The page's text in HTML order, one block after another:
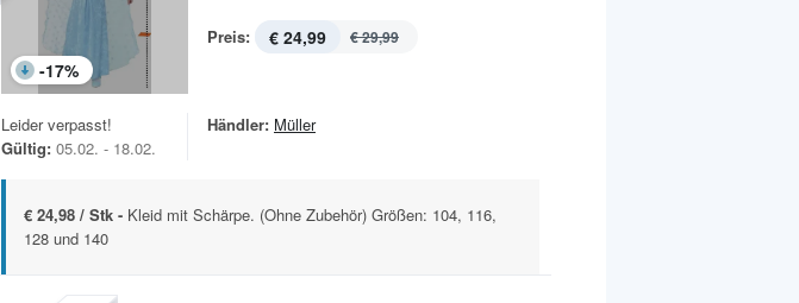
-17%
Preis: € 24,99 € 29,99
Leider verpasst!
Gültig: 05.02. - 18.02.
Händler: Müller
€ 24,98 / Stk - Kleid mit Schärpe. (Ohne Zubehör) Größen: 104, 116,
128 und 140